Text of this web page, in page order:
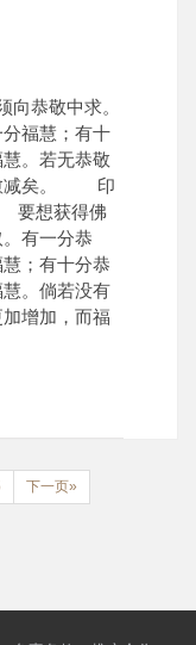
恭敬中求。
福慧；有十
。若无恭敬
愈减矣。 印
想获得佛
有一分恭
；有十分恭
。倘若没有
增加，而福
下一页»